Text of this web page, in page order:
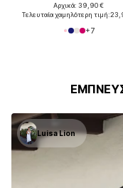
Αρχικά: 39,90 €
Τελευταία χαμηλότερη τιμή:
+7
Luisa Lion